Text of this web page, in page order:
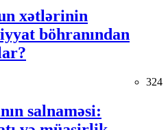
xətlərinin
böhranından
324
salnaməsi: